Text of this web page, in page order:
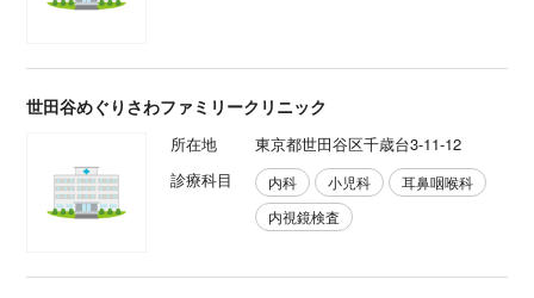
世田谷めぐりさわファミリークリニック
所在地
東京都世田谷区千歳台3-11-12
診療科目
内科 小児科
耳鼻咽喉科
内視鏡検査